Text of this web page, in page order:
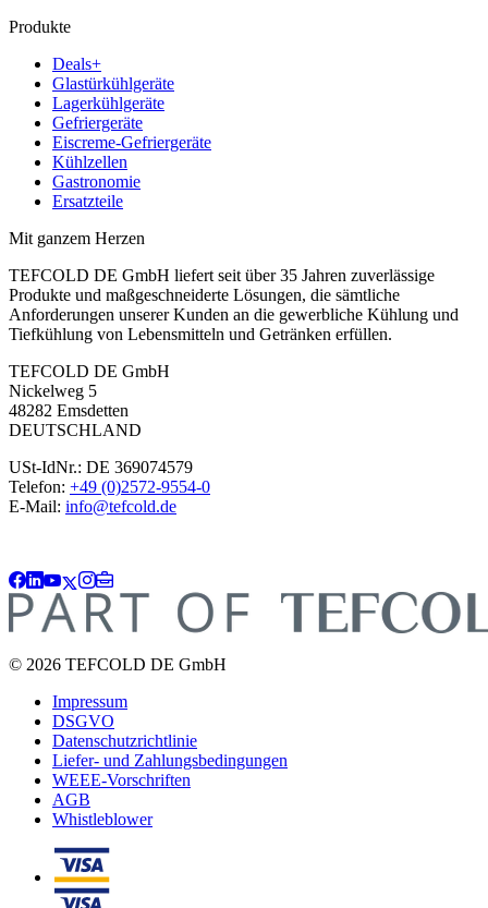
Produkte
Deals+
Glastürkühlgeräte
Lagerkühlgeräte
Gefriergeräte
Eiscreme-Gefriergeräte
Kühlzellen
Gastronomie
Ersatzteile
Mit ganzem Herzen
TEFCOLD DE GmbH liefert seit über 35 Jahren zuverlässige
Produkte und maßgeschneiderte Lösungen, die sämtliche
Anforderungen unserer Kunden an die gewerbliche Kühlung und
Tiefkühlung von Lebensmitteln und Getränken erfüllen.
TEFCOLD DE GmbH
Nickelweg 5
48282 Emsdetten
DEUTSCHLAND
USt-IdNr.: DE 369074579
Telefon: +49 (0)2572-9554-0
E-Mail: info@tefcold.de
© 2026 TEFCOLD DE GmbH
Impressum
DSGVO
Datenschutzrichtlinie
Liefer- und Zahlungsbedingungen
WEEE-Vorschriften
AGB
Whistleblower